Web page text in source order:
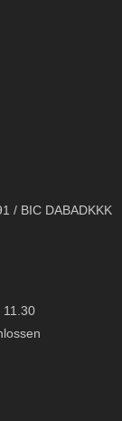
/ BIC DABADKKK
11.30